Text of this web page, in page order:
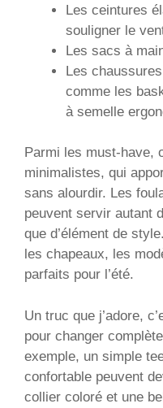
Les ceintures
souligner le
Les sacs à
Les
comme les
à semelle
Parmi les must-have,
minimalistes, qui
sans alourdir. Les
peuvent servir autant
que d’élément de
les chapeaux, les
parfaits pour l’été.
Un truc que j’adore,
pour changer
exemple, un simple
confortable peuvent
collier coloré et une